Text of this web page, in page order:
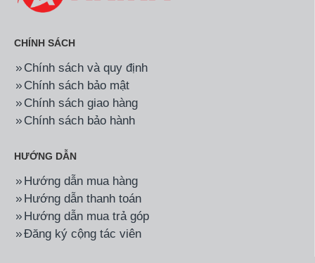
CHÍNH SÁCH
Chính sách và quy định
Chính sách bảo mật
Chính sách giao hàng
Chính sách bảo hành
HƯỚNG DẪN
Hướng dẫn mua hàng
Hướng dẫn thanh toán
Hướng dẫn mua trả góp
Đăng ký cộng tác viên